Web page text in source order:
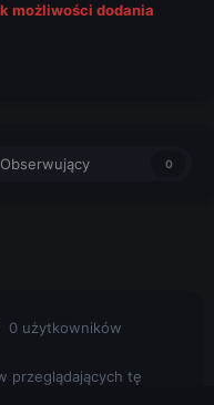
możliwości dodania
Obserwujący 0
0 użytkowników
przeglądających tę